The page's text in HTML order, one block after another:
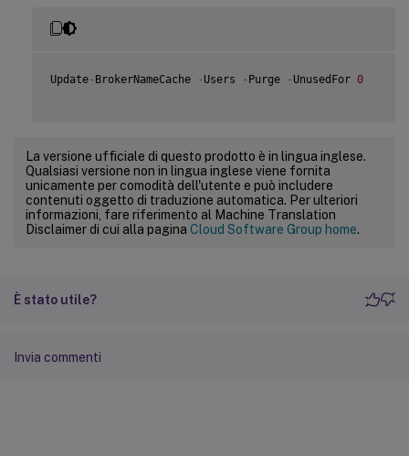
Update- BrokerNameCache - Users - Purge - UnusedFor 0
La versione ufficiale di questo prodotto è in lingua inglese.
Qualsiasi versione non in lingua inglese viene fornita
unicamente per comodità dell'utente e può includere
contenuti oggetto di traduzione automatica. Per ulteriori
informazioni, fare riferimento al Machine Translation
Disclaimer di cui alla pagina Cloud Software Group home.
È stato utile?
Invia commenti